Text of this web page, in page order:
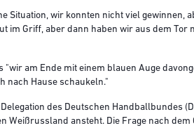
Situation, wir konnten nicht viel
im Griff, aber dann haben wir aus dem
am Ende mit einem blauen Auge
nach Hause schaukeln."
des Deutschen Handballbundes
Weißrussland ansteht. Die Frage nach